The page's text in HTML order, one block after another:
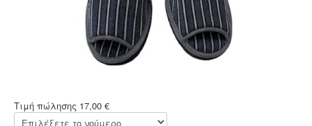
Τιμή πώλησης 17,00 €